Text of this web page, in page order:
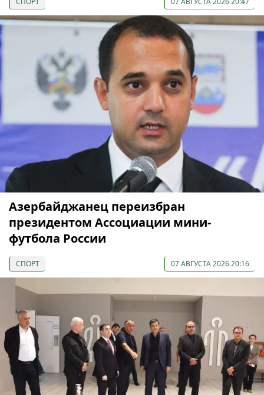
Азербайджанец переизбран
президентом Ассоциации мини-
футбола России
СПОРТ 07 АВГУСТА 2026 20:16